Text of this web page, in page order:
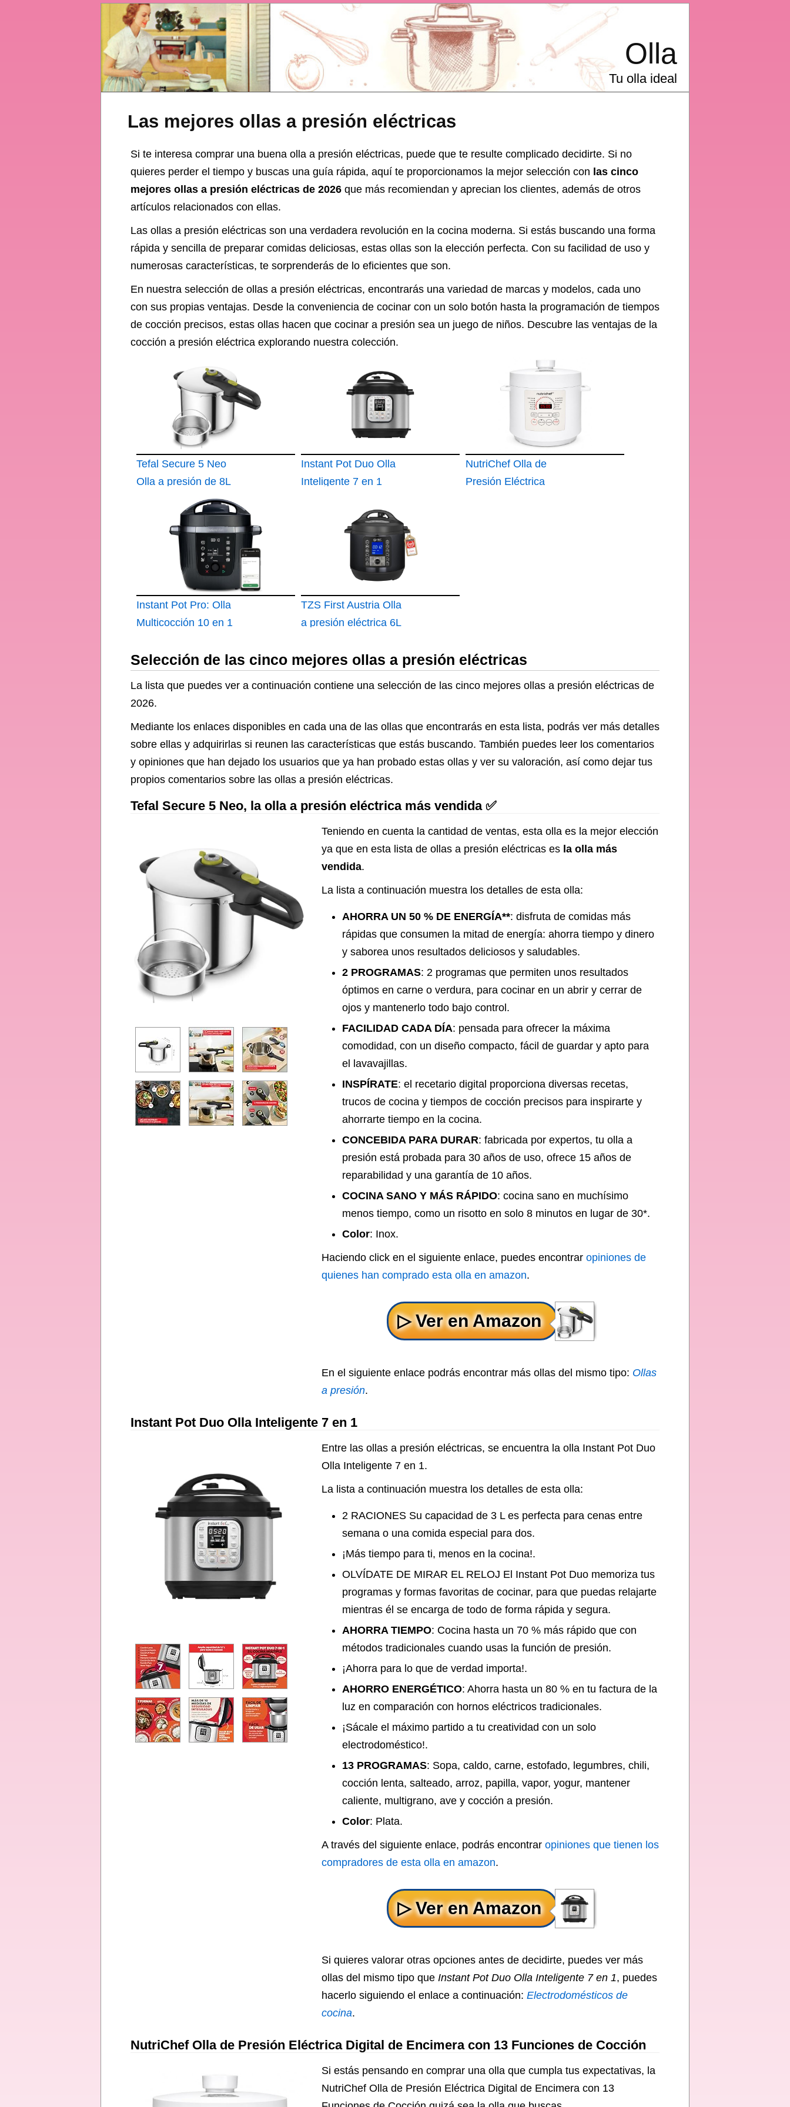
Las mejores ollas a presión eléctricas
Olla
Tu olla ideal
Si te interesa comprar una buena olla a presión eléctricas, puede que te resulte complicado decidirte. Si no
quieres perder el tiempo y buscas una guía rápida, aquí te proporcionamos la mejor selección con las cinco
mejores ollas a presión eléctricas de 2026 que más recomiendan y aprecian los clientes, además de otros
artículos relacionados con ellas.
Las ollas a presión eléctricas son una verdadera revolución en la cocina moderna. Si estás buscando una forma
rápida y sencilla de preparar comidas deliciosas, estas ollas son la elección perfecta. Con su facilidad de uso y
numerosas características, te sorprenderás de lo eficientes que son.
En nuestra selección de ollas a presión eléctricas, encontrarás una variedad de marcas y modelos, cada uno
con sus propias ventajas. Desde la conveniencia de cocinar con un solo botón hasta la programación de tiempos
de cocción precisos, estas ollas hacen que cocinar a presión sea un juego de niños. Descubre las ventajas de la
cocción a presión eléctrica explorando nuestra colección.
Tefal Secure 5 Neo
Olla a presión de 8L
Instant Pot Duo Olla
Inteligente 7 en 1
NutriChef Olla de
Presión Eléctrica
Instant Pot Pro: Olla
Multicocción 10 en 1
TZS First Austria Olla
a presión eléctrica 6L
automáticos
Selección de las cinco mejores ollas a presión eléctricas
La lista que puedes ver a continuación contiene una selección de las cinco mejores ollas a presión eléctricas de
2026.
Mediante los enlaces disponibles en cada una de las ollas que encontrarás en esta lista, podrás ver más detalles
sobre ellas y adquirirlas si reunen las características que estás buscando. También puedes leer los comentarios
y opiniones que han dejado los usuarios que ya han probado estas ollas y ver su valoración, así como dejar tus
propios comentarios sobre las ollas a presión eléctricas.
Tefal Secure 5 Neo, la olla a presión eléctrica más vendida ✅
Teniendo en cuenta la cantidad de ventas, esta olla es la mejor elección
ya que en esta lista de ollas a presión eléctricas es la olla más
vendida.
La lista a continuación muestra los detalles de esta olla:
AHORRA UN 50 % DE ENERGÍA**: disfruta de comidas más
rápidas que consumen la mitad de energía: ahorra tiempo y dinero
y saborea unos resultados deliciosos y saludables.
2 PROGRAMAS: 2 programas que permiten unos resultados
óptimos en carne o verdura, para cocinar en un abrir y cerrar de
ojos y mantenerlo todo bajo control.
FACILIDAD CADA DÍA: pensada para ofrecer la máxima
comodidad, con un diseño compacto, fácil de guardar y apto para
el lavavajillas.
INSPÍRATE: el recetario digital proporciona diversas recetas,
trucos de cocina y tiempos de cocción precisos para inspirarte y
ahorrarte tiempo en la cocina.
CONCEBIDA PARA DURAR: fabricada por expertos, tu olla a
presión está probada para 30 años de uso, ofrece 15 años de
reparabilidad y una garantía de 10 años.
COCINA SANO Y MÁS RÁPIDO: cocina sano en muchísimo
menos tiempo, como un risotto en solo 8 minutos en lugar de 30*.
Color: Inox.
Haciendo click en el siguiente enlace, puedes encontrar opiniones de
quienes han comprado esta olla en amazon.
En el siguiente enlace podrás encontrar más ollas del mismo tipo: Ollas
a presión.
Instant Pot Duo Olla Inteligente 7 en 1
Entre las ollas a presión eléctricas, se encuentra la olla Instant Pot Duo
Olla Inteligente 7 en 1.
La lista a continuación muestra los detalles de esta olla:
2 RACIONES Su capacidad de 3 L es perfecta para cenas entre
semana o una comida especial para dos.
¡Más tiempo para ti, menos en la cocina!.
OLVÍDATE DE MIRAR EL RELOJ El Instant Pot Duo memoriza tus
programas y formas favoritas de cocinar, para que puedas relajarte
mientras él se encarga de todo de forma rápida y segura.
AHORRA TIEMPO: Cocina hasta un 70 % más rápido que con
métodos tradicionales cuando usas la función de presión.
¡Ahorra para lo que de verdad importa!.
AHORRO ENERGÉTICO: Ahorra hasta un 80 % en tu factura de la
luz en comparación con hornos eléctricos tradicionales.
¡Sácale el máximo partido a tu creatividad con un solo
electrodoméstico!.
13 PROGRAMAS: Sopa, caldo, carne, estofado, legumbres, chili,
cocción lenta, salteado, arroz, papilla, vapor, yogur, mantener
caliente, multigrano, ave y cocción a presión.
Color: Plata.
A través del siguiente enlace, podrás encontrar opiniones que tienen los
compradores de esta olla en amazon.
Si quieres valorar otras opciones antes de decidirte, puedes ver más
ollas del mismo tipo que Instant Pot Duo Olla Inteligente 7 en 1, puedes
hacerlo siguiendo el enlace a continuación: Electrodomésticos de
cocina.
NutriChef Olla de Presión Eléctrica Digital de Encimera con 13 Funciones de Cocción
Si estás pensando en comprar una olla que cumpla tus expectativas, la
NutriChef Olla de Presión Eléctrica Digital de Encimera con 13